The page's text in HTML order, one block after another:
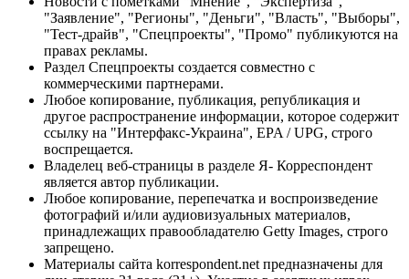
"Заявление", "Регионы", "Деньги", "Власть", "Выборы",
"Тест-драйв", "Спецпроекты", "Промо" публикуются на
правах рекламы.
Раздел Спецпроекты создается совместно с
коммерческими партнерами.
Любое копирование, публикация, републикация и
другое распространение информации, которое содержит
ссылку на "Интерфакс-Украина", EPA / UPG, строго
воспрещается.
Владелец веб-страницы в разделе Я- Корреспондент
является автор публикации.
Любое копирование, перепечатка и воспроизведение
фотографий и/или аудиовизуальных материалов,
принадлежащих правообладателю Getty Images, строго
запрещено.
Материалы сайта korrespondent.net предназначены для